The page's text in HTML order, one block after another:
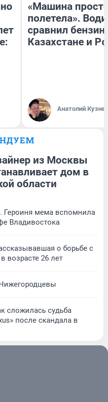
«Машина
полетела».
сравнил бензин
Казахстане и
Анатолий
из Москвы
дом в
области
Героиня мема вспомнила
Владивостока
о борьбе с
возрасте 26 лет
сложилась судьба
после скандала в